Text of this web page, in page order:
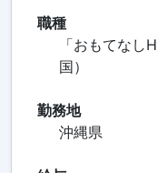
職種
「おもてなし
国）
勤務地
沖縄県